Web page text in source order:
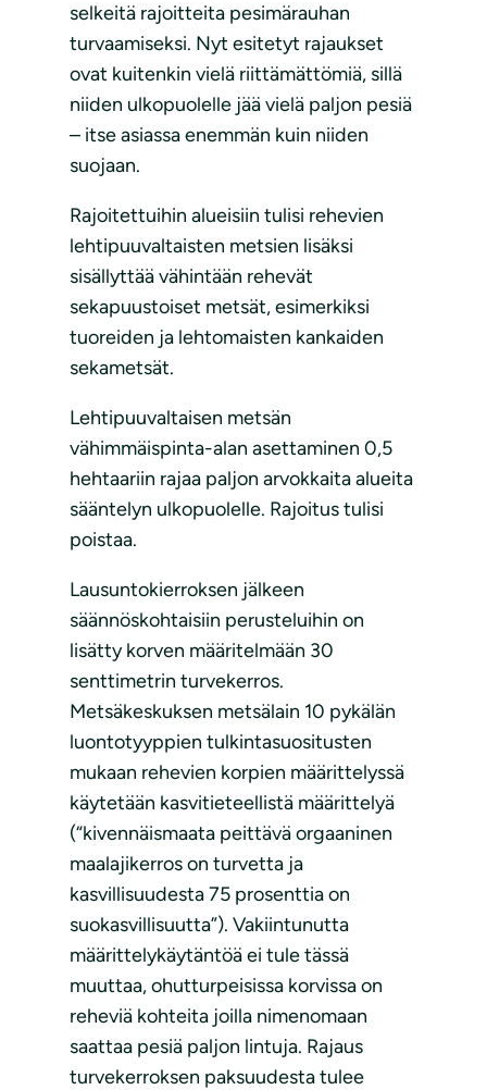
selkeitä rajoitteita pesimärauhan
turvaamiseksi. Nyt esitetyt rajaukset
ovat kuitenkin vielä riittämättömiä, sillä
niiden ulkopuolelle jää vielä paljon pesiä
– itse asiassa enemmän kuin niiden
suojaan.
Rajoitettuihin alueisiin tulisi rehevien
lehtipuuvaltaisten metsien lisäksi
sisällyttää vähintään rehevät
sekapuustoiset metsät, esimerkiksi
tuoreiden ja lehtomaisten kankaiden
sekametsät.
Lehtipuuvaltaisen metsän
vähimmäispinta-alan asettaminen 0,5
hehtaariin rajaa paljon arvokkaita alueita
sääntelyn ulkopuolelle. Rajoitus tulisi
poistaa.
Lausuntokierroksen jälkeen
säännöskohtaisiin perusteluihin on
lisätty korven määritelmään 30
senttimetrin turvekerros.
Metsäkeskuksen metsälain 10 pykälän
luontotyyppien tulkintasuositusten
mukaan rehevien korpien määrittelyssä
käytetään kasvitieteellistä määrittelyä
(“kivennäismaata peittävä orgaaninen
maalajikerros on turvetta ja
kasvillisuudesta 75 prosenttia on
suokasvillisuutta”). Vakiintunutta
määrittelykäytäntöä ei tule tässä
muuttaa, ohutturpeisissa korvissa on
reheviä kohteita joilla nimenomaan
saattaa pesiä paljon lintuja. Rajaus
turvekerroksen paksuudesta tulee